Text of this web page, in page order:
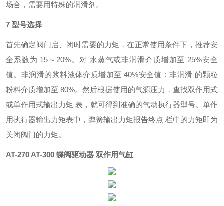
场合，需要用特殊的润滑剂。
7 型号选择
首先确定阀门启、闭时需要的力矩，在正常使用条件下，推荐安
全系数为 15 ～ 20%。对 水蒸气或非润滑介质增加至 25%安全
值。非润滑的浆料液体介质增加至40%安全值：非润滑 的颗粒
粉料介质增加至80%。然后根据使用的气源压力，查找双作用式
或单作用式输出力矩 表，就可得到准确的气动执行器型号。单作
用执行器输出力矩表中，弹簧输出力矩报告终点 栏中的力矩即为
关闭阀门的力矩。
AT-270 AT-300 蝶阀驱动器 双作用气缸